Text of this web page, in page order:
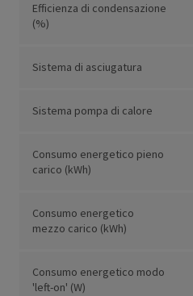
Efficienza di condensazione
(%)
Sistema di asciugatura
Sistema pompa di calore
Consumo energetico pieno
carico (kWh)
Consumo energetico
mezzo carico (kWh)
Consumo energetico modo
'left-on' (W)